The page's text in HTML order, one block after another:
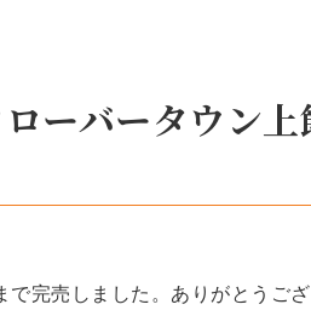
ーバータウン
完売しました。ありがとうござ